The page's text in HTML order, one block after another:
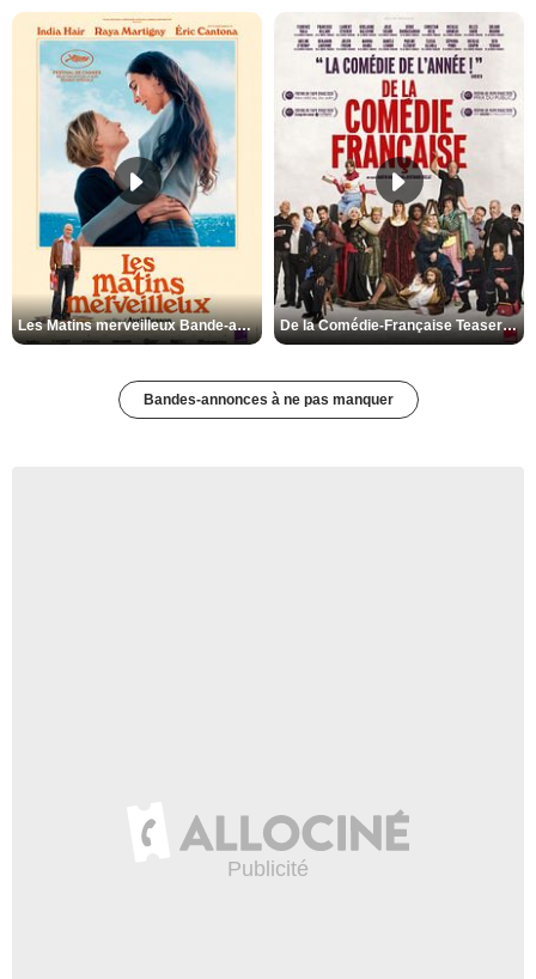
Les Matins merveilleux Bande-annonce VF De la Comédie-Française Teaser VF
Bandes-annonces à ne pas manquer